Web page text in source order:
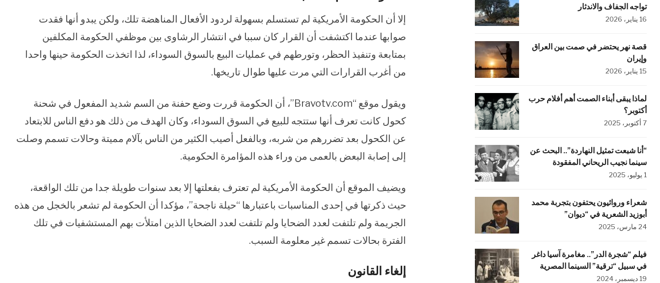
إلا أن الحكومة الأمريكية لم تستسلم بسهولة لردود الأفعال المناهضة تلك، ولكن يبدو أنها فقدت
صوابها عندما اكتشفت أن القرار كان سببا في انتشار الرشاوى بين موظفي الحكومة المكلفين
بمتابعة وتنفيذ الحظر، وتورطهم في عمليات البيع بالسوق السوداء، لذا اتخذت الحكومة حينها واحدا
من أغرب القرارات التي مرت عليها طوال تاريخها.
ويقول موقع “Bravotv.com”، أن الحكومة قررت وضع حفنة من السم شديد المفعول في شحنة
كحول كانت تعرف أنها ستتجه للبيع في السوق السوداء، وكان الهدف من ذلك هو دفع الناس للابتعاد
عن الكحول بعد تضررهم من شربه، وبالفعل أصيب الكثير من الناس بآلام مميتة وحالات تسمم وصلت
إلى إصابة البعض بالعمى من وراء هذه المؤامرة الحكومية.
ويضيف الموقع أن الحكومة الأمريكية لم تعترف بفعلتها إلا بعد سنوات طويلة جدا من تلك الواقعة،
حيث ذكرتها في إحدى المناسبات باعتبارها “حيلة ناجحة”، مؤكدا أن الحكومة لم تشعر بالخجل من هذه
الجريمة ولم تلتفت لعدد الضحايا ولم تلتفت لعدد الضحايا الذين امتلأت بهم المستشفيات في تلك
الفترة بحالات تسمم غير معلومة السبب.
إلغاء القانون
تواجه الجفاف والاندثار
16 يناير، 2026
قصة نهر يحتضر في صمت بين العراق
وإيران
15 يناير، 2026
لماذا يبقى أبناء الصمت أهم أفلام حرب
أكتوبر؟
7 أكتوبر، 2025
“أنا شبعت تمثيل النهاردة”.. البحث عن
سينما نجيب الريحاني المفقودة
1 يوليو، 2025
شعراء وروائيون يحتفون بتجربة محمد
أبوزيد الشعرية في “ديوان”
24 مارس، 2025
فيلم “شجرة الدر”.. مغامرة آسيا داغر
في سبيل “ترقية” السينما المصرية
19 ديسمبر، 2024